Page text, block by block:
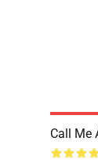
Call Me